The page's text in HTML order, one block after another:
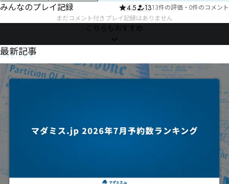
みんなのプレイ記録 4.5 1313件の評価 ・ 0件のコメント
まだコメント付きプレイ記録はありません
こちらもおすすめ
NEWS
最新記事